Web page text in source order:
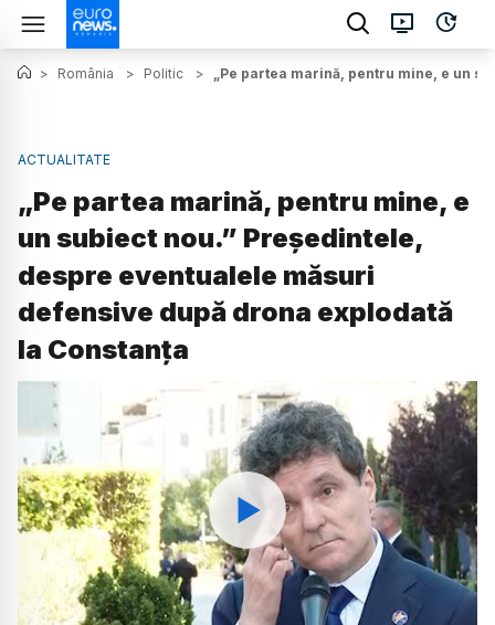
> România > Politic > „Pe partea marină, pentru mine, e un
ACTUALITATE
„Pe partea marină, pentru mine, e
un subiect nou.” Președintele,
despre eventualele măsuri
defensive după drona explodată
la Constanța
Watch